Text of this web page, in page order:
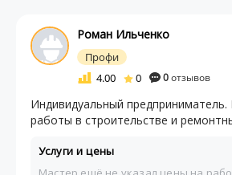
Роман Ильченко
Профи
4.00
0 0отзывов
Индивидуальный
работы в строительстве и
Услуги и цены